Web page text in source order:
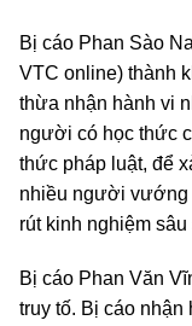
Bị cáo Phan Sào
VTC online) thành
thừa nhận hành vi
người có học thức
thức pháp luật, để
nhiều người vướng
rút kinh nghiệm
Bị cáo Phan Văn
truy tố. Bị cáo nhận